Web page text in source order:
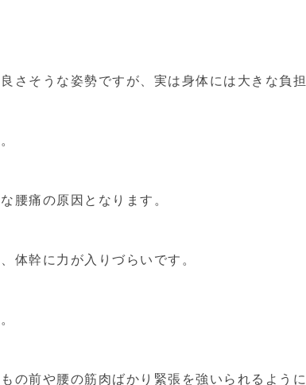
さそうな姿勢ですが、実は身体には大きな負
腰痛の原因となります。
体幹に力が入りづらいです。
の前や腰の筋肉ばかり緊張を強いられるように